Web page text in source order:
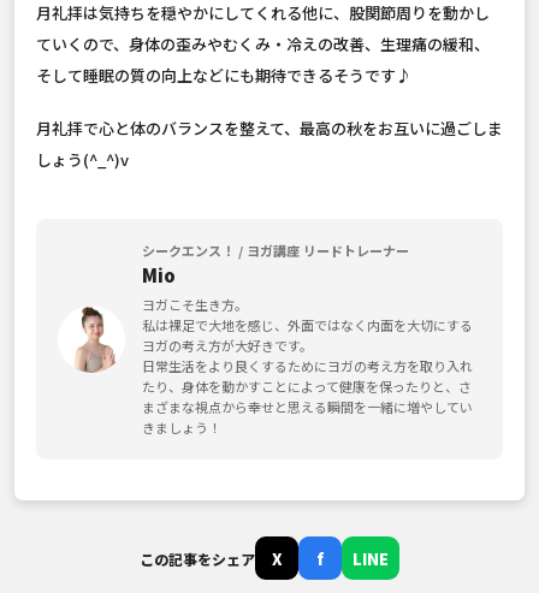
月礼拝は気持ちを穏やかにしてくれる他に、股関節周りを動かし
ていくので、身体の歪みやむくみ・冷えの改善、生理痛の緩和、
そして睡眠の質の向上などにも期待できるそうです♪
月礼拝で心と体のバランスを整えて、最高の秋をお互いに過ごしま
しょう(^_^)v
シークエンス！ / ヨガ講座 リードトレーナー
Mio
ヨガこそ生き方。
私は裸足で大地を感じ、外面ではなく内面を大切にする
ヨガの考え方が大好きです。
日常生活をより良くするためにヨガの考え方を取り入れ
たり、身体を動かすことによって健康を保ったりと、さ
まざまな視点から幸せと思える瞬間を一緒に増やしてい
きましょう！
この記事をシェア X f LINE